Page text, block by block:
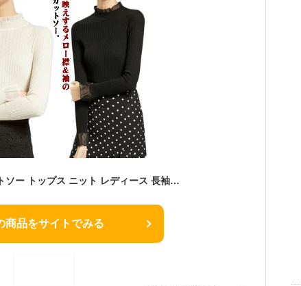
リブカットソー カットソー トップス ニット レディース 長袖 長そで ニットカットソー レース タートルネック 秋 インナー 無地 クルーネック 通勤 オフィス カジュアル 重ね着 薄手 プリーツ シンプル きれいめ 部屋着 着回し
商品をサイトでみる